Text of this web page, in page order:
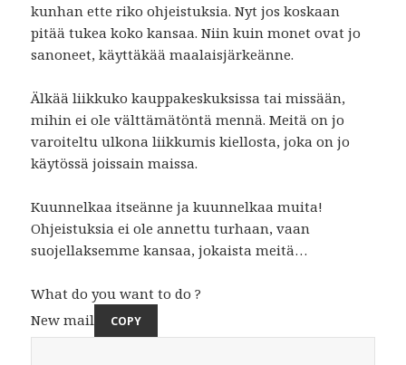
kunhan ette riko ohjeistuksia. Nyt jos koskaan
pitää tukea koko kansaa. Niin kuin monet ovat jo
sanoneet, käyttäkää maalaisjärkeänne.
Älkää liikkuko kauppakeskuksissa tai missään,
mihin ei ole välttämätöntä mennä. Meitä on jo
varoiteltu ulkona liikkumis kiellosta, joka on jo
käytössä joissain maissa.
Kuunnelkaa itseänne ja kuunnelkaa muita!
Ohjeistuksia ei ole annettu turhaan, vaan
suojellaksemme kansaa, jokaista meitä…
What do you want to do ?
New mail
COPY